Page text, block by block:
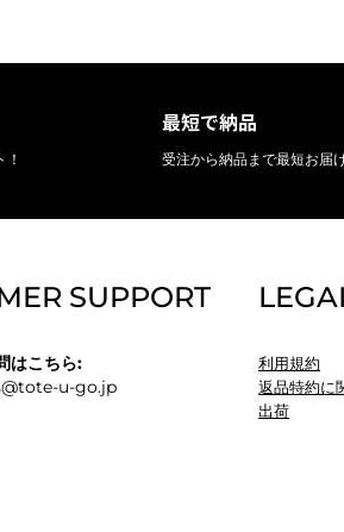
最短で納品
受注から納品まで最短お届
SUPPORT
はこちら:
u-go.jp
利用規約
返品特約に
出荷